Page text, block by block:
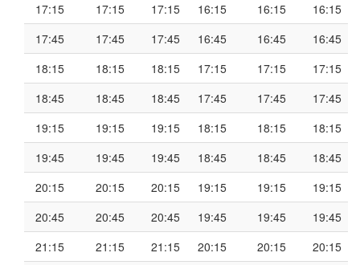
17:15
17:15 17:15 16:15 16:15
16:15
17:45
17:45 17:45 16:45 16:45
16:45
18:15
18:15 18:15 17:15 17:15
17:15
18:45
18:45 18:45 17:45 17:45
17:45
19:15
19:15 19:15 18:15 18:15
18:15
19:45
19:45 19:45 18:45 18:45
18:45
20:15
20:15 20:15 19:15 19:15
19:15
20:45
20:45 20:45 19:45 19:45
19:45
21:15
21:15 21:15 20:15 20:15
20:15